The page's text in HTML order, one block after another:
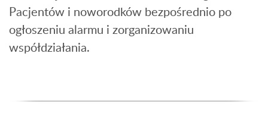
Pacjentów i noworodków bezpośrednio po
ogłoszeniu alarmu i zorganizowaniu
współdziałania.